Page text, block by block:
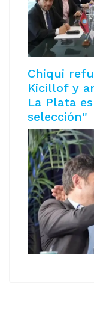
Chiqui
Kicillof y
La Plata
selección"